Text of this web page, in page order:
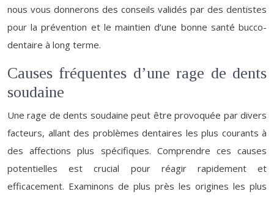
nous vous donnerons des conseils validés par des dentistes
pour la prévention et le maintien d’une bonne santé bucco-
dentaire à long terme.
Causes fréquentes d’une rage de dents
soudaine
Une rage de dents soudaine peut être provoquée par divers
facteurs, allant des problèmes dentaires les plus courants à
des affections plus spécifiques. Comprendre ces causes
potentielles est crucial pour réagir rapidement et
efficacement. Examinons de plus près les origines les plus